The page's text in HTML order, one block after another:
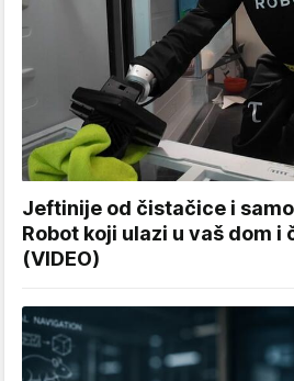
Jeftinije od čistačice i
Robot koji ulazi u vaš dom i
(VIDEO)